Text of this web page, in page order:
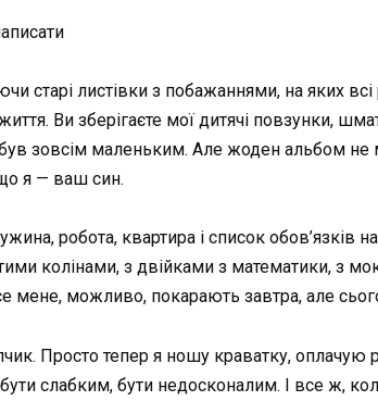
старі листівки з побажаннями, на яких
Ви зберігаєте мої дитячі повзунки,
був зовсім маленьким. Але жоден альбом
я — ваш син.
робота, квартира і список обов’язків
колінами, з двійками з математики, з
мене, можливо, покарають завтра, але
Просто тепер я ношу краватку, оплачую
слабким, бути недосконалим. І все ж,